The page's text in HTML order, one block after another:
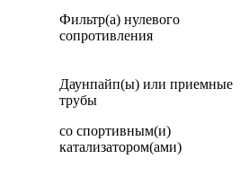
Фильтр(а) нулевого
сопротивления
Даунпайп(ы) или приемные
трубы
со спортивным(и)
катализатором(ами)